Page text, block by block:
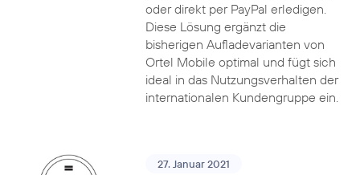
oder direkt per PayPal erledigen.
Diese Lösung ergänzt die
bisherigen Aufladevarianten von
Ortel Mobile optimal und fügt sich
ideal in das Nutzungsverhalten der
internationalen Kundengruppe ein.
27. Januar 2021